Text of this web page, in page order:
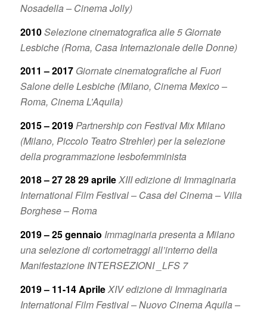
Nosadella – Cinema Jolly)
2010Selezione cinematografica alle 5 Giornate
Lesbiche (Roma, Casa Internazionale delle Donne)
2011 – 2017 Giornate cinematografiche al Fuori
Salone delle Lesbiche (Milano, Cinema Mexico –
Roma, Cinema L’Aquila)
2015 – 2019Partnership con Festival Mix Milano
(Milano, Piccolo Teatro Strehler) per la selezione
della programmazione lesbofemminista
2018 – 27 28 29 aprileXIII edizione di Immaginaria
International Film Festival – Casa del Cinema – Villa
Borghese – Roma
2019 – 25 gennaio Immaginaria presenta a Milano
una selezione di cortometraggi all’interno della
Manifestazione INTERSEZIONI _LFS 7
2019 – 11-14 AprileXIV edizione di Immaginaria
International Film Festival – Nuovo Cinema Aquila –